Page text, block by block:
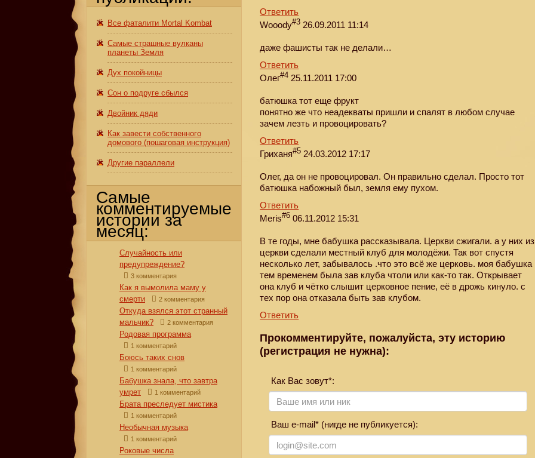
Ответить
Wooody#3 26.09.2011 11:14
даже фашисты так не делали…
Ответить
Олег#4 25.11.2011 17:00
батюшка тот еще фрукт
понятно же что неадекваты пришли и спалят в любом случае
зачем лезть и провоцировать?
Ответить
Гриханя#5 24.03.2012 17:17
Олег, да он не провоцировал. Он правильно сделал. Просто тот
батюшка набожный был, земля ему пухом.
Ответить
Meris#6 06.11.2012 15:31
В те годы, мне бабушка рассказывала. Церкви сжигали. а у них из
церкви сделали местный клуб для молодёжи. Так вот спустя
несколько лет, забывалось .что это всё же церковь. моя бабушка
тем временем была зав клуба чтоли или как-то так. Открывает
она клуб и чётко слышит церковное пение, её в дрожь кинуло. с
тех пор она отказала быть зав клубом.
Ответить
Прокомментируйте, пожалуйста, эту историю
(регистрация не нужна):
Как Вас зовут*:
Ваш e-mail* (нигде не публикуется):
Все фаталити Mortal Kombat
Самые страшные вулканы
планеты Земля
Дух покойницы
Сон о подруге сбылся
Двойник дяди
Как завести собственного
домового (пошаговая инструкция)
Другие параллели
Самые
комментируемые
истории за
месяц:
Случайность или
предупреждение?
3 комментария
Как я вымолила маму у
смерти
2 комментария
Откуда взялся этот странный
мальчик?
2 комментария
Родовая программа
1 комментарий
Боюсь таких снов
1 комментарий
Бабушка знала, что завтра
умрет
1 комментарий
Брата преследует мистика
1 комментарий
Необычная музыка
1 комментарий
Роковые числа